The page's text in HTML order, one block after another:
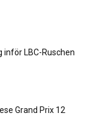
inför LBC-Ruschen
Grand Prix 12